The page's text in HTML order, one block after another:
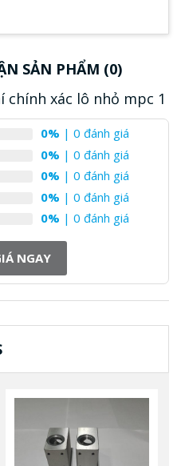
SẢN PHẨM (0)
chính xác lô nhỏ mpc 1
0% | 0 đánh giá
0% | 0 đánh giá
0% | 0 đánh giá
0% | 0 đánh giá
0% | 0 đánh giá
NGAY